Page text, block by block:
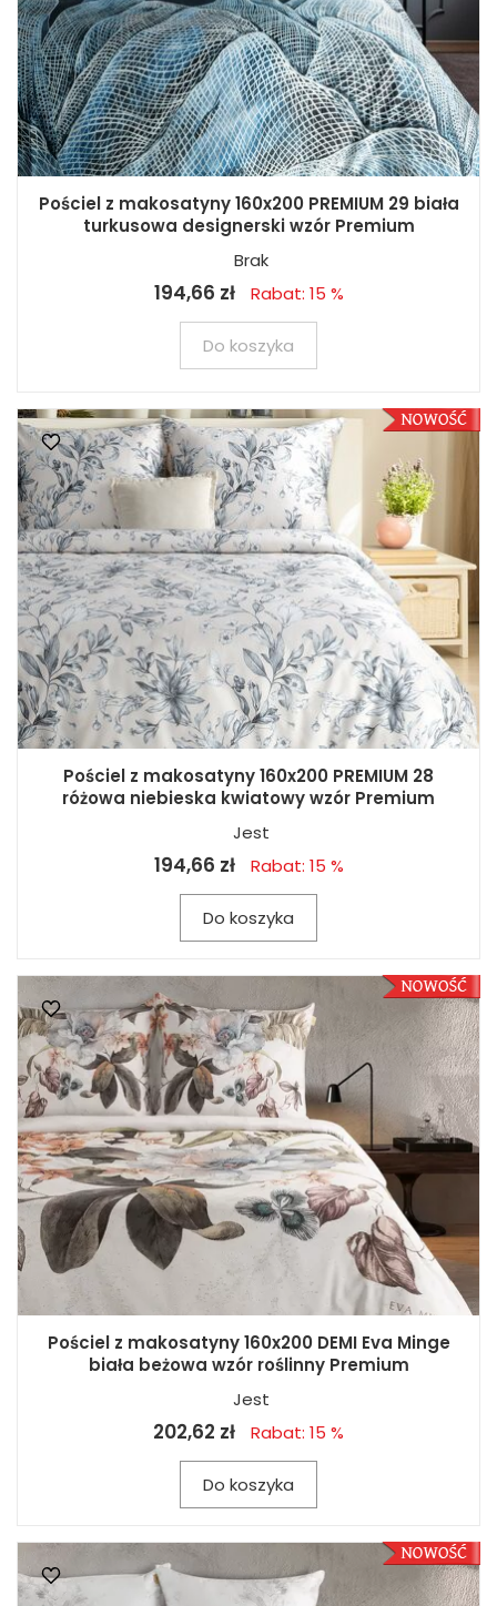
Pościel z makosatyny 160x200 PREMIUM 29 biała
turkusowa designerski wzór Premium
Brak
194,66 zł Rabat: 15 %
Do koszyka
Pościel z makosatyny 160x200 PREMIUM 28
różowa niebieska kwiatowy wzór Premium
Jest
194,66 zł Rabat: 15 %
Do koszyka
Pościel z makosatyny 160x200 DEMI Eva Minge
biała beżowa wzór roślinny Premium
Jest
202,62 zł Rabat: 15 %
Do koszyka